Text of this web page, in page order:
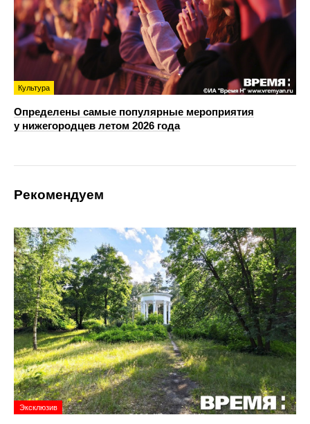
Культура
Определены самые популярные мероприятия
у нижегородцев летом 2026 года
Рекомендуем
Эксклюзив